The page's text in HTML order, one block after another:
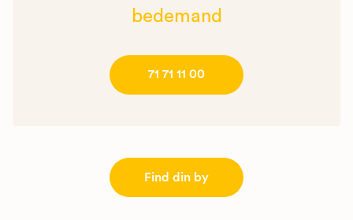
bedemand
71 71 11 00
Find din by